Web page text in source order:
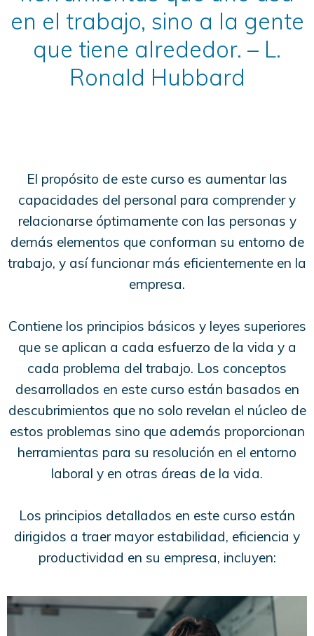
en el trabajo, sino a la gente
que tiene alrededor. – L.
Ronald Hubbard
El propósito de este curso es aumentar las
capacidades del personal para comprender y
relacionarse óptimamente con las personas y
demás elementos que conforman su entorno de
trabajo, y así funcionar más eficientemente en la
empresa.
Contiene los principios básicos y leyes superiores
que se aplican a cada esfuerzo de la vida y a
cada problema del trabajo. Los conceptos
desarrollados en este curso están basados en
descubrimientos que no solo revelan el núcleo de
estos problemas sino que además proporcionan
herramientas para su resolución en el entorno
laboral y en otras áreas de la vida.
Los principios detallados en este curso están
dirigidos a traer mayor estabilidad, eficiencia y
productividad en su empresa, incluyen: